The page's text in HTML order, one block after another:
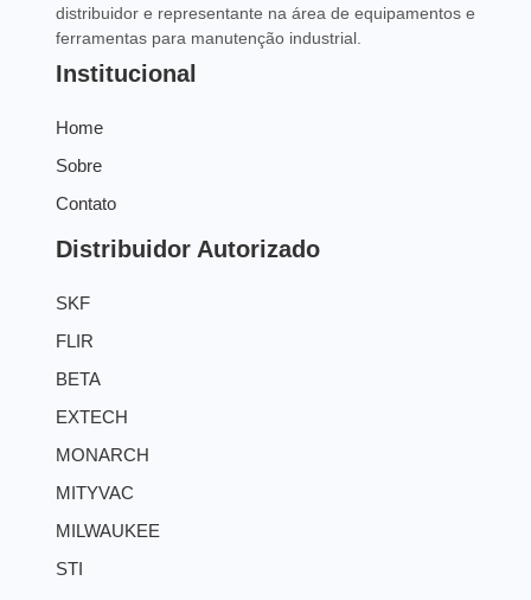
distribuidor e representante na área de equipamentos e
ferramentas para manutenção industrial.
Institucional
Home
Sobre
Contato
Distribuidor Autorizado
SKF
FLIR
BETA
EXTECH
MONARCH
MITYVAC
MILWAUKEE
STI